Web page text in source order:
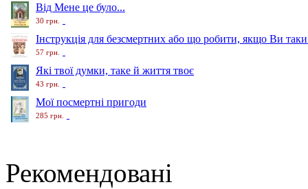
Від Мене це було...
30 грн.
Інструкція для безсмертних або що робити, якщо Ви
57 грн.
Які твої думки, таке й життя твоє
43 грн.
Мої посмертні пригоди
285 грн.
Рекомендовані